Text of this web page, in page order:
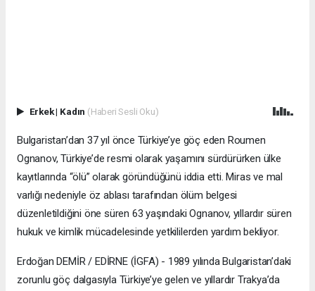
Erkek| Kadın (Haberi Sesli Oku)
Bulgaristan’dan 37 yıl önce Türkiye’ye göç eden Roumen
Ognanov, Türkiye’de resmi olarak yaşamını sürdürürken ülke
kayıtlarında “ölü” olarak göründüğünü iddia etti. Miras ve mal
varlığı nedeniyle öz ablası tarafından ölüm belgesi
düzenletildiğini öne süren 63 yaşındaki Ognanov, yıllardır süren
hukuk ve kimlik mücadelesinde yetkililerden yardım bekliyor.
Erdoğan DEMİR / EDİRNE (İGFA) - 1989 yılında Bulgaristan’daki
zorunlu göç dalgasıyla Türkiye’ye gelen ve yıllardır Trakya’da